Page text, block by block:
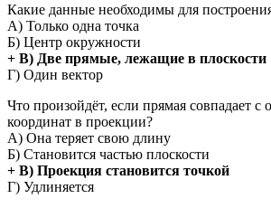
Какие данные необходимы для
А) Только одна точка
Б) Центр окружности
+ В) Две прямые, лежащие в плоскости
Г) Один вектор
Что произойдёт, если прямая совпадает с
координат в проекции?
А) Она теряет свою длину
Б) Становится частью плоскости
+ В) Проекция становится точкой
Г) Удлиняется